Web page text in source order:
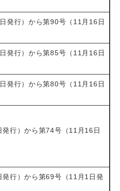
発行）から第90号（11月16日
発行）から第85号（11月16日
発行）から第80号（11月16日
行）から第74号（11月16日
行）から第69号（11月1日発